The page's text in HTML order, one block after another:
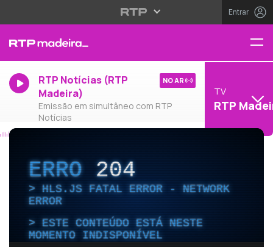
Entrar
RTP Notícias (RTP
Madeira)
Emissão em simultâneo com RTP
Notícias
NO AR
TV
RTP
ERRO204
HLS.JS FATAL ERROR - NETWORK
ERROR
ESTE CONTEÚDO ESTÁ NESTE
MOMENTO INDISPONÍVEL